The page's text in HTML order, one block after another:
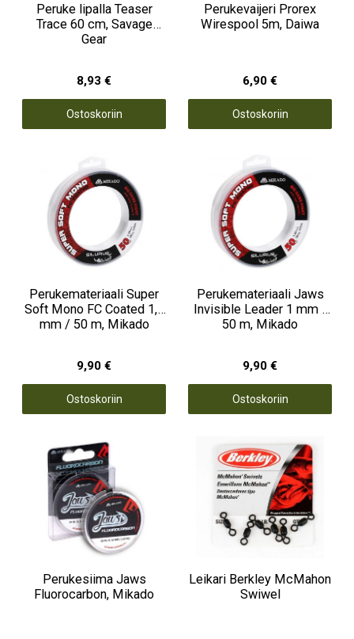
Peruke lipalla Teaser
Trace 60 cm, Savage
Gear
8,93 €
Ostoskoriin
Perukevaijeri Prorex
Wirespool 5m, Daiwa
6,90 €
Ostoskoriin
Perukemateriaali Super
Soft Mono FC Coated 1,3
mm / 50 m, Mikado
9,90 €
Ostoskoriin
Perukemateriaali Jaws
Invisible Leader 1 mm /
50 m, Mikado
9,90 €
Ostoskoriin
Perukesiima Jaws
Fluorocarbon, Mikado
Leikari Berkley McMahon
Swiwel